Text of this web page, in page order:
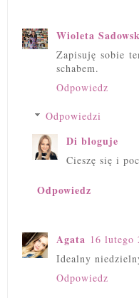
Wioleta
Zapisuję sobie
schabem.
Odpowiedz
Odpowiedzi
Di bloguje
Cieszę się i
Odpowiedz
Agata 16 lutego
Idealny
Odpowiedz